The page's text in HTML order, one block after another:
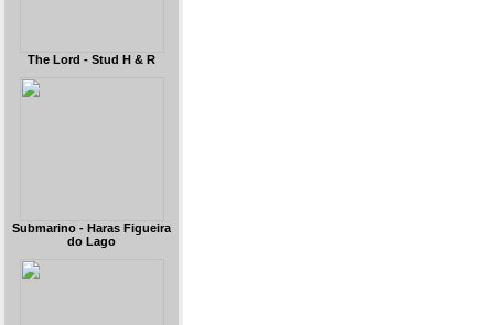
The Lord - Stud H & R
Submarino - Haras Figueira
do Lago